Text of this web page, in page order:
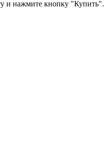
и нажмите кнопку "Купить".